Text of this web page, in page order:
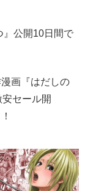
』公開10日間で
画『はだしの
セール開